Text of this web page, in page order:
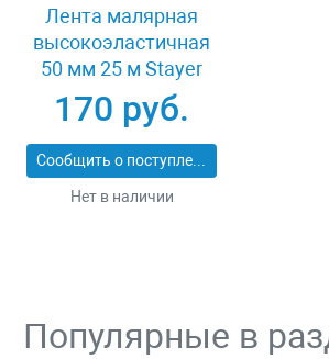
Лента малярная
высокоэластичная
50 мм 25 м Stayer
12123-50-25
170 руб.
Сообщить о поступлении
Нет в наличии
Популярные в